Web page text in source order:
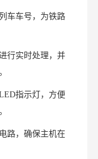
车车号，为铁路
行实时处理，并
指示灯，方便
路，确保主机在